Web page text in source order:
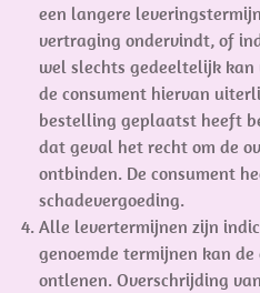
een langere
vertraging ondervindt, of
wel slechts gedeeltelijk
de consument hiervan
bestelling geplaatst heeft
dat geval het recht om de
ontbinden. De consument
schadevergoeding.
Alle levertermijnen zijn
genoemde termijnen kan
ontlenen. Overschrijding